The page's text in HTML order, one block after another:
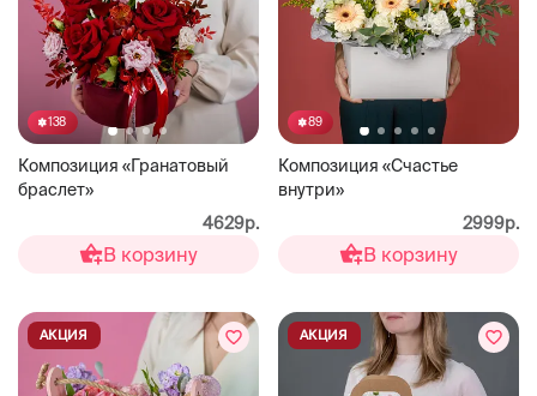
138
Композиция «Гранатовый
браслет»
4629р.
В корзину
89
Композиция «Счастье
внутри»
2999р.
В корзину
АКЦИЯ АКЦИЯ